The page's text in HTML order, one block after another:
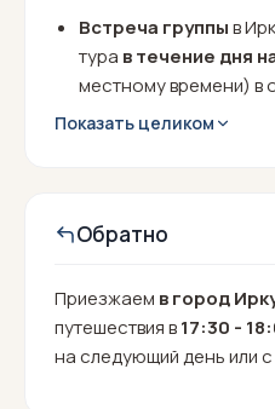
Встреча группыв
тура в течение дня
местному времени) в
До Иркутска лучше
Показать целиком
Обратно
Приезжаем в город
путешествия в17:30 -
на следующий день или